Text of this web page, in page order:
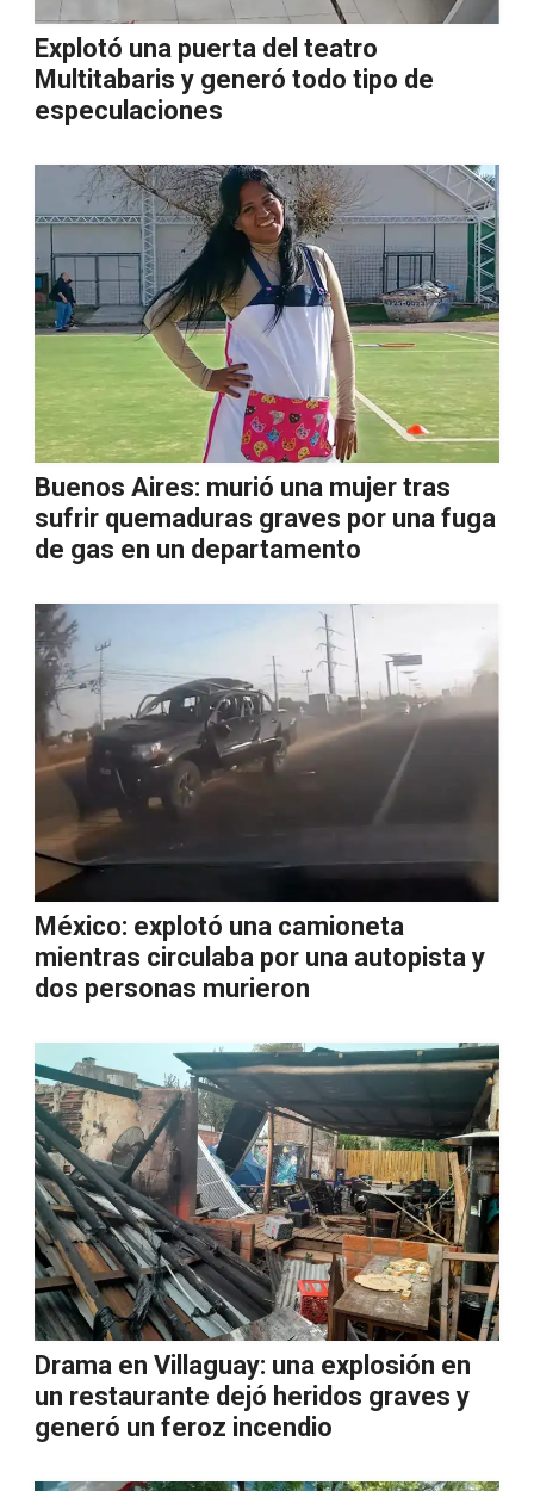
Explotó una puerta del teatro
Multitabaris y generó todo tipo de
especulaciones
Buenos Aires: murió una mujer tras
sufrir quemaduras graves por una fuga
de gas en un departamento
México: explotó una camioneta
mientras circulaba por una autopista y
dos personas murieron
Drama en Villaguay: una explosión en
un restaurante dejó heridos graves y
generó un feroz incendio